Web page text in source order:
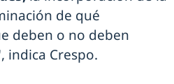
de qué
deben o no deben
indica Crespo.